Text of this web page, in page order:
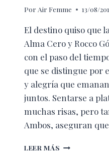
Por Air Femme 13/08/
El destino quiso que
Alma Cero y Rocco
con el paso del
que se distingue por
y alegría que
juntos. Sentarse a
muchas risas, pero
Ambos, aseguran
LEER MÁS UN